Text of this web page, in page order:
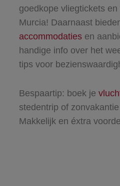
goedkope vliegtickets
Murcia! Daarnaast
accommodatiesen
handige info over het
tips voor
Bespaartip: boek je
stedentrip of
Makkelijk en éxtra